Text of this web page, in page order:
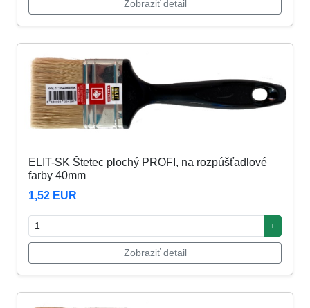
Zobraziť detail
ELIT-SK Štetec plochý PROFI, na rozpúšťadlové
farby 40mm
1,52 EUR
+
Zobraziť detail